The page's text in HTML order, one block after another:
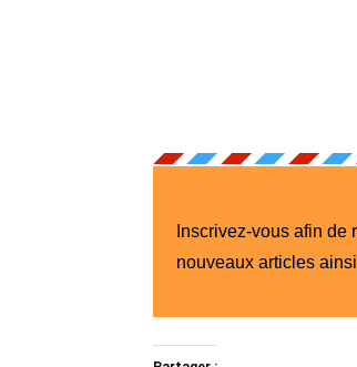
Inscrivez-vous afin de
nouveaux articles